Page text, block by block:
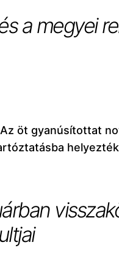
a megyei
öt gyanúsítottat